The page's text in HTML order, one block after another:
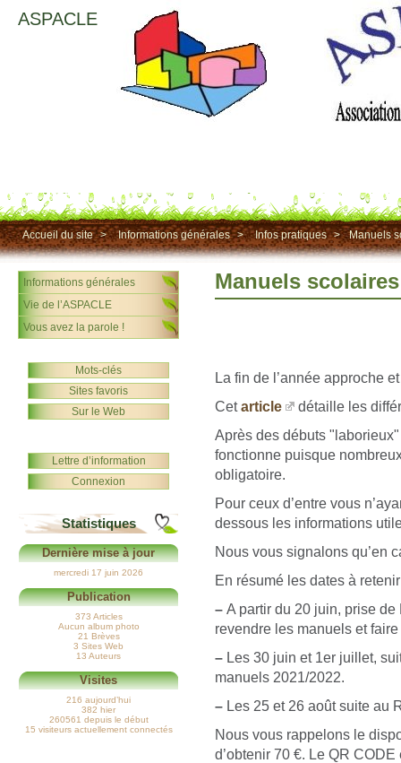
ASPACLE
Accueil du site > Informations générales > Infos pratiques > Manuels
Manuels
La fin de l’année approche
Cetarticle
détaille les
Après des débuts "laborieux"
fonctionne puisque
obligatoire.
Pour ceux d’entre vous
dessous les informations
Nous vous signalons qu’en
En résumé les dates à
– A partir du 20 juin, prise
revendre les manuels et
– Les 30 juin et 1er juillet,
manuels 2021/2022.
– Les 25 et 26 août suite au
Nous vous rappelons le
d’obtenir 70 €. Le QR
Informations générales
Vie de l’ASPACLE
Vous avez la parole !
Mots-clés
Sites favoris
Sur le Web
Lettre d’information
Connexion
Statistiques
Dernière mise à jour
mercredi 17 juin 2026
Publication
373 Articles
Aucun album photo
21 Brèves
3 Sites Web
13 Auteurs
Visites
216 aujourd’hui
382 hier
260561 depuis le début
15 visiteurs actuellement connectés